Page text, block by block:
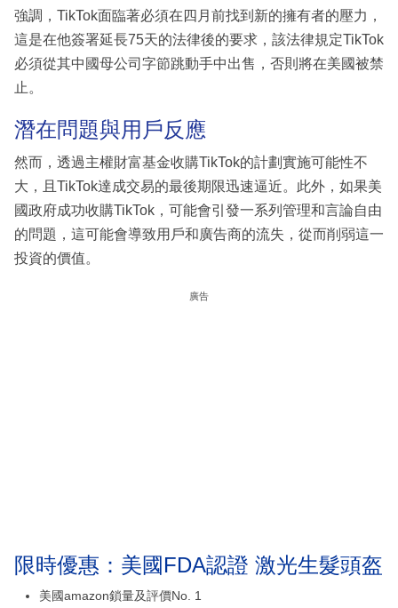
強調，TikTok面臨著必須在四月前找到新的擁有者的壓力，
這是在他簽署延長75天的法律後的要求，該法律規定TikTok
必須從其中國母公司字節跳動手中出售，否則將在美國被禁
止。
潛在問題與用戶反應
然而，透過主權財富基金收購TikTok的計劃實施可能性不
大，且TikTok達成交易的最後期限迅速逼近。此外，如果美
國政府成功收購TikTok，可能會引發一系列管理和言論自由
的問題，這可能會導致用戶和廣告商的流失，從而削弱這一
投資的價值。
廣告
限時優惠：美國FDA認證 激光生髮頭盔
美國amazon鎖量及評價No. 1